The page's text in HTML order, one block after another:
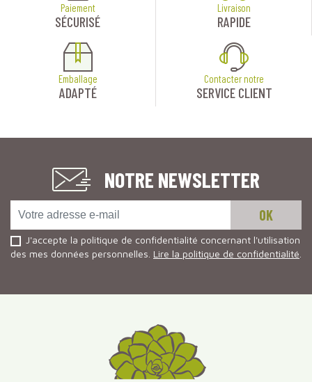
Paiement
SÉCURISÉ
Livraison
RAPIDE
Emballage
ADAPTÉ
Contacter notre
SERVICE CLIENT
NOTRE NEWSLETTER
J'accepte la politique de confidentialité concernant l'utilisation
des mes données personnelles. Lire la politique de confidentialité